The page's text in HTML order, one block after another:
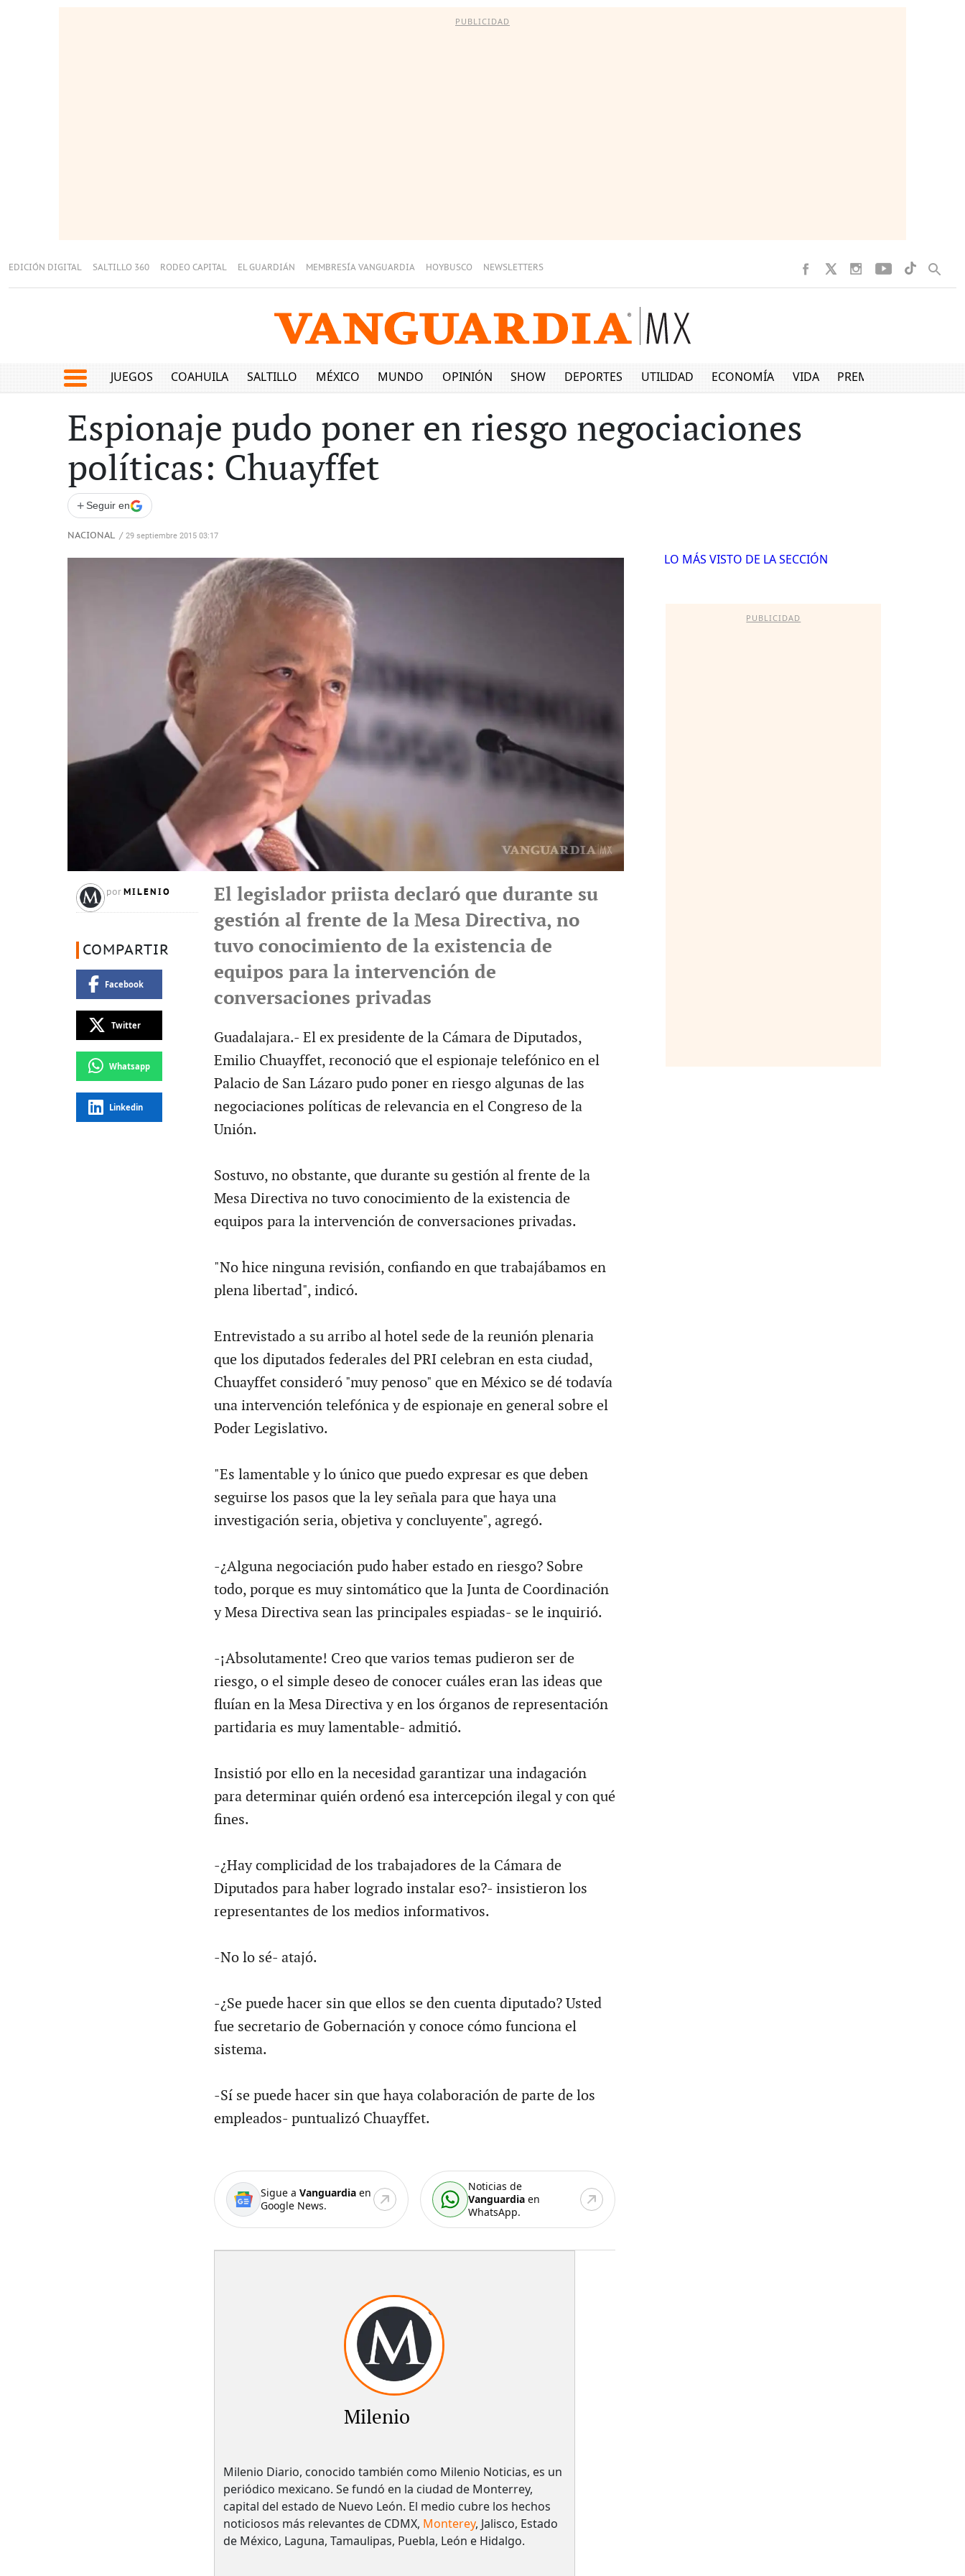
PUBLICIDAD
EDICIÓN DIGITAL SALTILLO 360 RODEO CAPITAL EL GUARDIÁN MEMBRESÍA VANGUARDIA HOYBUSCO NEWSLETTERS
JUEGOS COAHUILA SALTILLO MÉXICO MUNDO OPINIÓN SHOW DEPORTES UTILIDAD ECONOMÍA VIDA PREMIUM
Espionaje pudo poner en riesgo negociaciones
políticas: Chuayffet
+ Seguir en
NACIONAL / 29 septiembre 2015 03:17
por MILENIO
COMPARTIR
Facebook
Twitter
Whatsapp
Linkedin
El legislador priista declaró que durante su
gestión al frente de la Mesa Directiva, no
tuvo conocimiento de la existencia de
equipos para la intervención de
conversaciones privadas
Guadalajara.- El ex presidente de la Cámara de Diputados,
Emilio Chuayffet, reconoció que el espionaje telefónico en el
Palacio de San Lázaro pudo poner en riesgo algunas de las
negociaciones políticas de relevancia en el Congreso de la
Unión.
Sostuvo, no obstante, que durante su gestión al frente de la
Mesa Directiva no tuvo conocimiento de la existencia de
equipos para la intervención de conversaciones privadas.
"No hice ninguna revisión, confiando en que trabajábamos en
plena libertad", indicó.
Entrevistado a su arribo al hotel sede de la reunión plenaria
que los diputados federales del PRI celebran en esta ciudad,
Chuayffet consideró "muy penoso" que en México se dé todavía
una intervención telefónica y de espionaje en general sobre el
Poder Legislativo.
"Es lamentable y lo único que puedo expresar es que deben
seguirse los pasos que la ley señala para que haya una
investigación seria, objetiva y concluyente", agregó.
-¿Alguna negociación pudo haber estado en riesgo? Sobre
todo, porque es muy sintomático que la Junta de Coordinación
y Mesa Directiva sean las principales espiadas- se le inquirió.
-¡Absolutamente! Creo que varios temas pudieron ser de
riesgo, o el simple deseo de conocer cuáles eran las ideas que
fluían en la Mesa Directiva y en los órganos de representación
partidaria es muy lamentable- admitió.
Insistió por ello en la necesidad garantizar una indagación
para determinar quién ordenó esa intercepción ilegal y con qué
fines.
-¿Hay complicidad de los trabajadores de la Cámara de
Diputados para haber logrado instalar eso?- insistieron los
representantes de los medios informativos.
-No lo sé- atajó.
-¿Se puede hacer sin que ellos se den cuenta diputado? Usted
fue secretario de Gobernación y conoce cómo funciona el
sistema.
-Sí se puede hacer sin que haya colaboración de parte de los
empleados- puntualizó Chuayffet.
Sigue a Vanguardiaen
Google News.
Noticias de
Vanguardia en
WhatsApp.
Milenio
Milenio Diario, conocido también como Milenio Noticias, es un
periódico mexicano. Se fundó en la ciudad de Monterrey,
capital del estado de Nuevo León. El medio cubre los hechos
noticiosos más relevantes de CDMX, Monterey, Jalisco, Estado
de México, Laguna, Tamaulipas, Puebla, León e Hidalgo.
LO MÁS VISTO DE LA SECCIÓN
PUBLICIDAD